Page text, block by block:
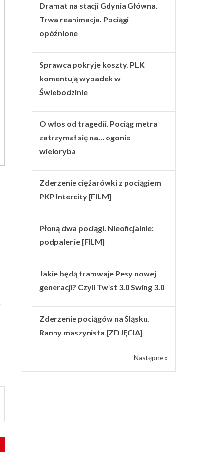
Dramat na stacji Gdynia Główna.
Trwa reanimacja. Pociągi
opóźnione
Sprawca pokryje koszty. PLK
komentują wypadek w
Świebodzinie
O włos od tragedii. Pociąg metra
zatrzymał się na… ogonie
wieloryba
Zderzenie ciężarówki z pociągiem
PKP Intercity [FILM]
Płoną dwa pociągi. Nieoficjalnie:
podpalenie [FILM]
Jakie będą tramwaje Pesy nowej
generacji? Czyli Twist 3.0 Swing 3.0
Zderzenie pociągów na Śląsku.
Ranny maszynista [ZDJĘCIA]
Następne »